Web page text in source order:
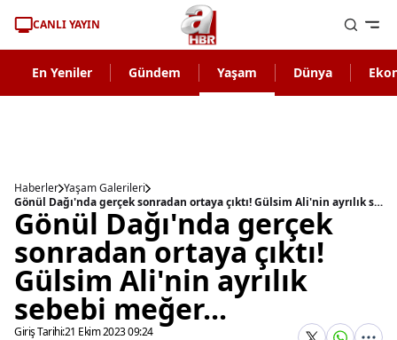
CANLI YAYIN
En Yeniler Gündem Yaşam Dünya
Haberler Yaşam Galerileri
Gönül Dağı'nda gerçek sonradan ortaya çıktı! Gülsim Ali'nin ayrılık sebebi meğer...
Gönül Dağı'nda gerçek
sonradan ortaya çıktı!
Gülsim Ali'nin ayrılık
sebebi meğer...
Giriş Tarihi:21 Ekim 2023 09:24